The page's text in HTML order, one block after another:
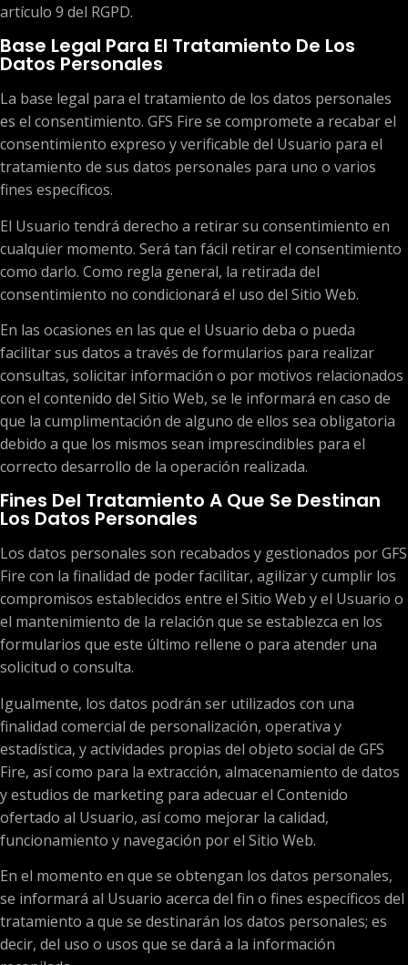
artículo 9 del RGPD.
Base Legal Para El Tratamiento De Los
Datos Personales
La base legal para el tratamiento de los datos personales
es el consentimiento. GFS Fire se compromete a recabar el
consentimiento expreso y verificable del Usuario para el
tratamiento de sus datos personales para uno o varios
fines específicos.
El Usuario tendrá derecho a retirar su consentimiento en
cualquier momento. Será tan fácil retirar el consentimiento
como darlo. Como regla general, la retirada del
consentimiento no condicionará el uso del Sitio Web.
En las ocasiones en las que el Usuario deba o pueda
facilitar sus datos a través de formularios para realizar
consultas, solicitar información o por motivos relacionados
con el contenido del Sitio Web, se le informará en caso de
que la cumplimentación de alguno de ellos sea obligatoria
debido a que los mismos sean imprescindibles para el
correcto desarrollo de la operación realizada.
Fines Del Tratamiento A Que Se Destinan
Los Datos Personales
Los datos personales son recabados y gestionados por GFS
Fire con la finalidad de poder facilitar, agilizar y cumplir los
compromisos establecidos entre el Sitio Web y el Usuario o
el mantenimiento de la relación que se establezca en los
formularios que este último rellene o para atender una
solicitud o consulta.
Igualmente, los datos podrán ser utilizados con una
finalidad comercial de personalización, operativa y
estadística, y actividades propias del objeto social de GFS
Fire, así como para la extracción, almacenamiento de datos
y estudios de marketing para adecuar el Contenido
ofertado al Usuario, así como mejorar la calidad,
funcionamiento y navegación por el Sitio Web.
En el momento en que se obtengan los datos personales,
se informará al Usuario acerca del fin o fines específicos del
tratamiento a que se destinarán los datos personales; es
decir, del uso o usos que se dará a la información